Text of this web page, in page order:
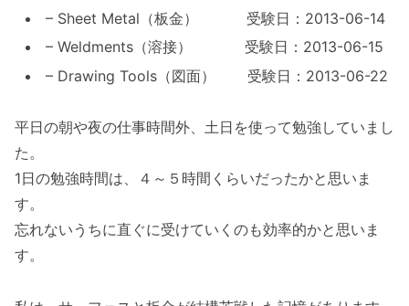
– Sheet Metal（板金） 受験日：2013-06-14
– Weldments（溶接） 受験日：2013-06-15
– Drawing Tools（図面） 受験日：2013-06-22
平日の朝や夜の仕事時間外、土日を使って勉強していまし
た。
1日の勉強時間は、４～５時間くらいだったかと思いま
す。
忘れないうちに直ぐに受けていくのも効率的かと思いま
す。